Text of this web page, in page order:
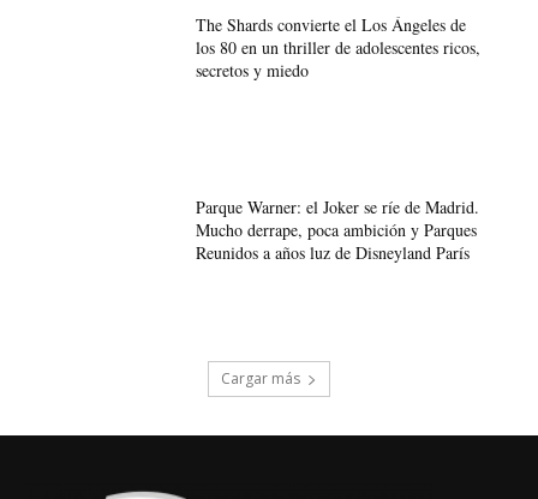
The Shards convierte el Los Ángeles de
los 80 en un thriller de adolescentes ricos,
secretos y miedo
Parque Warner: el Joker se ríe de Madrid.
Mucho derrape, poca ambición y Parques
Reunidos a años luz de Disneyland París
Cargar más